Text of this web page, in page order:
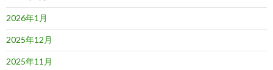
2026年1月
2025年12月
2025年11月